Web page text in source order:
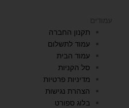
עמודים
תקנון החברה
עמוד לתשלום
עמוד הבית
סל הקניות
מדיניות פרטיות
הצהרת נגישות
בלוג ספורט